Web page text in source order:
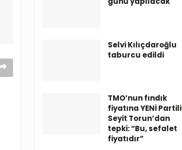
Selvi Kılıçdaroğlu
taburcu edildi
TMO’nun fındık
fiyatına YENİ Partili
Seyit Torun’dan
tepki: “Bu, sefalet
fiyatıdır”